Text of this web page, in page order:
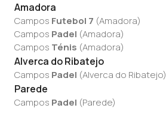
Amadora
Campos Futebol 7 (Amadora)
Campos Padel (Amadora)
Campos Ténis (Amadora)
Alverca do Ribatejo
Campos Padel (Alverca do Ribatejo)
Parede
Campos Padel (Parede)